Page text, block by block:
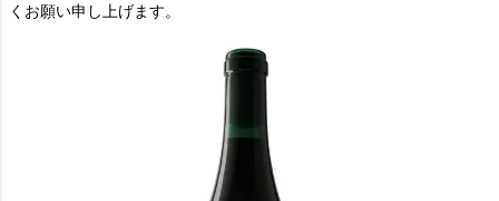
くお願い申し上げます。